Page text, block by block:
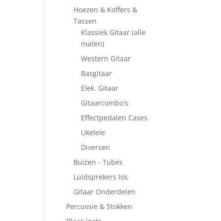
Hoezen & Koffers &
Tassen
Klassiek Gitaar (alle
maten)
Western Gitaar
Basgitaar
Elek. Gitaar
Gitaarcombo's
Effectpedalen Cases
Ukelele
Diversen
Buizen - Tubes
Luidsprekers los
Gitaar Onderdelen
Percussie & Stokken